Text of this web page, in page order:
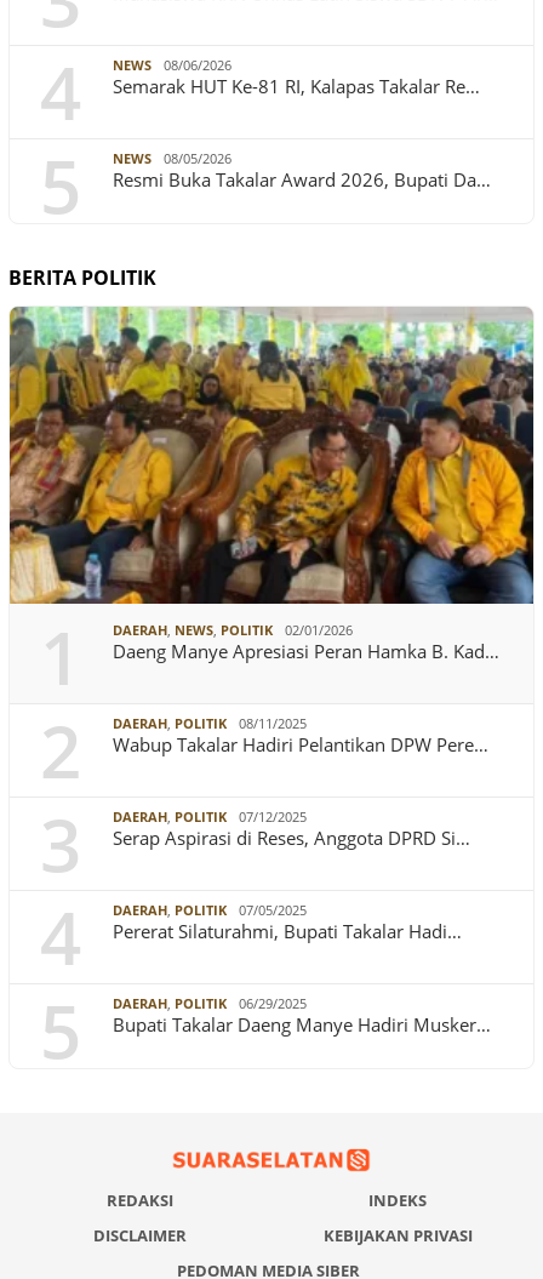
4 NEWS 08/06/2026
Semarak HUT Ke-81 RI, Kalapas Takalar Re…
5 NEWS 08/05/2026
Resmi Buka Takalar Award 2026, Bupati Da…
BERITA POLITIK
1 DAERAH, NEWS, POLITIK 02/01/2026
Daeng Manye Apresiasi Peran Hamka B. Kad…
2 DAERAH, POLITIK 08/11/2025
Wabup Takalar Hadiri Pelantikan DPW Pere…
3 DAERAH, POLITIK 07/12/2025
Serap Aspirasi di Reses, Anggota DPRD Si…
4 DAERAH, POLITIK 07/05/2025
Pererat Silaturahmi, Bupati Takalar Hadi…
5 DAERAH, POLITIK 06/29/2025
Bupati Takalar Daeng Manye Hadiri Musker…
REDAKSI
INDEKS
DISCLAIMER
KEBIJAKAN PRIVASI
PEDOMAN MEDIA SIBER